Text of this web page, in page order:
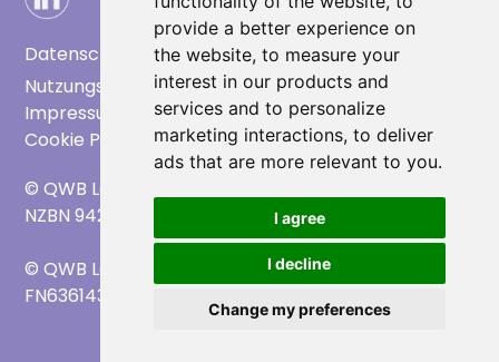
provide a better experience on
the website, to measure your
interest in our products and
services and to personalize
marketing interactions, to deliver
ads that are more relevant to you.
I agree
I decline
Change my preferences
Datenschutz
Nutzungsbedingungen
Impressum
Cookie Preference
© QWB Lab Limited - Neuseeland
NZBN 9429049767827
© QWB Lab FlexCo - Österreich
FN636143f